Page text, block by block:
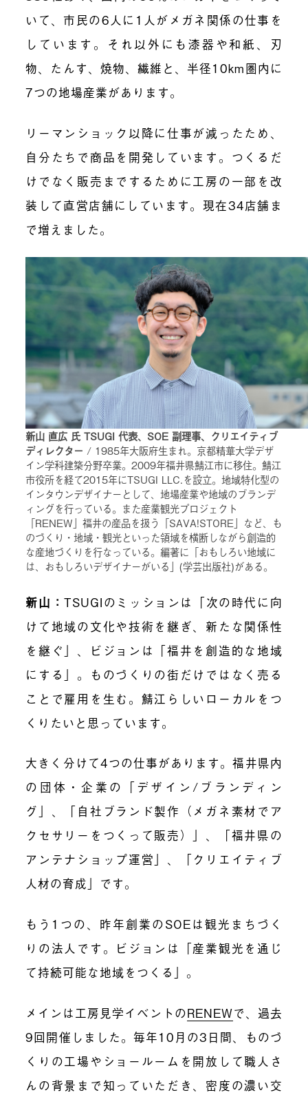
いて、市民の6人に1人がメガネ関係の仕事を
しています。それ以外にも漆器や和紙、刃
物、たんす、焼物、繊維と、半径10km圏内に
7つの地場産業があります。
リーマンショック以降に仕事が減ったため、
自分たちで商品を開発しています。つくるだ
けでなく販売までするために工房の一部を改
装して直営店舗にしています。現在34店舗ま
で増えました。
新山 直広 氏 TSUGI 代表、SOE 副理事、クリエイティブ
ディレクター / 1985年大阪府生まれ。京都精華大学デザ
イン学科建築分野卒業。2009年福井県鯖江市に移住。鯖江
市役所を経て2015年にTSUGI LLC.を設立。地域特化型の
インタウンデザイナーとして、地場産業や地域のブランデ
ィングを行っている。また産業観光プロジェクト
「RENEW」福井の産品を扱う「SAVA!STORE」など、も
のづくり・地域・観光といった領域を横断しながら創造的
な産地づくりを行なっている。編著に「おもしろい地域に
は、おもしろいデザイナーがいる」(学芸出版社)がある。
新山：TSUGIのミッションは「次の時代に向
けて地域の文化や技術を継ぎ、新たな関係性
を継ぐ」、ビジョンは「福井を創造的な地域
にする」。ものづくりの街だけではなく売る
ことで雇用を生む。鯖江らしいローカルをつ
くりたいと思っています。
大きく分けて4つの仕事があります。福井県内
の団体・企業の「デザイン/ブランディン
グ」、「自社ブランド製作（メガネ素材でア
クセサリーをつくって販売）」、「福井県の
アンテナショップ運営」、「クリエイティブ
人材の育成」です。
もう1つの、昨年創業のSOEは観光まちづく
りの法人です。ビジョンは「産業観光を通じ
て持続可能な地域をつくる」。
メインは工房見学イベントのRENEWで、過去
9回開催しました。毎年10月の3日間、ものづ
くりの工場やショールームを開放して職人さ
んの背景まで知っていただき、密度の濃い交